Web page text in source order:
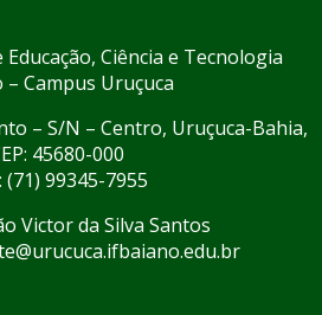
Ciência e Tecnologia
– Campus Uruçuca
– S/N – Centro, Uruçuca-Bahia,
45680-000
(71) 99345-7955
Victor da Silva Santos